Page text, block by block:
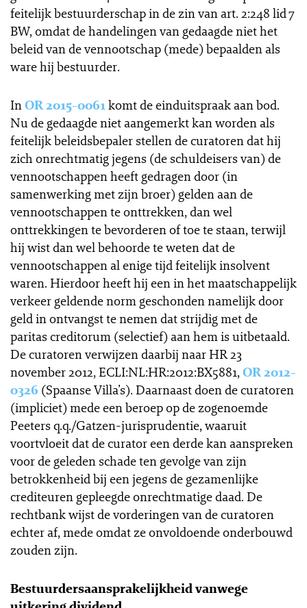
feitelijk bestuurderschap in de zin van art. 2:248 lid 7
BW, omdat de handelingen van gedaagde niet het
beleid van de vennootschap (mede) bepaalden als
ware hij bestuurder.
InOR 2015-0061komt de einduitspraak aan bod.
Nu de gedaagde niet aangemerkt kan worden als
feitelijk beleidsbepaler stellen de curatoren dat hij
zich onrechtmatig jegens (de schuldeisers van) de
vennootschappen heeft gedragen door (in
samenwerking met zijn broer) gelden aan de
vennootschappen te onttrekken, dan wel
onttrekkingen te bevorderen of toe te staan, terwijl
hij wist dan wel behoorde te weten dat de
vennootschappen al enige tijd feitelijk insolvent
waren. Hierdoor heeft hij een in het maatschappelijk
verkeer geldende norm geschonden namelijk door
geld in ontvangst te nemen dat strijdig met de
paritas creditorum (selectief) aan hem is uitbetaald.
De curatoren verwijzen daarbij naar HR 23
november 2012, ECLI:NL:HR:2012:BX5881, OR 2012-
0326 (Spaanse Villa’s). Daarnaast doen de curatoren
(impliciet) mede een beroep op de zogenoemde
Peeters q.q./Gatzen-jurisprudentie, waaruit
voortvloeit dat de curator een derde kan aanspreken
voor de geleden schade ten gevolge van zijn
betrokkenheid bij een jegens de gezamenlijke
crediteuren gepleegde onrechtmatige daad. De
rechtbank wijst de vorderingen van de curatoren
echter af, mede omdat ze onvoldoende onderbouwd
zouden zijn.
Bestuurdersaansprakelijkheid vanwege